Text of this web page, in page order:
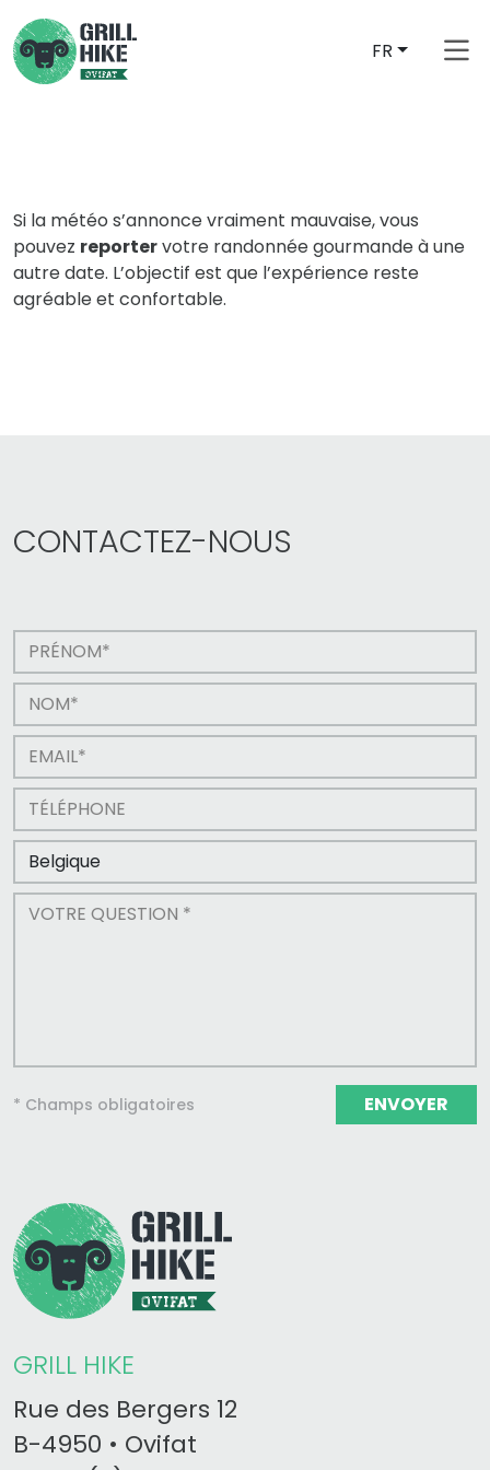
FR
Si la météo s’annonce vraiment mauvaise, vous
pouvez reportervotre randonnée gourmande à une
autre date. L’objectif est que l’expérience reste
agréable et confortable.
CONTACTEZ-NOUS
* Champs obligatoires ENVOYER
GRILL HIKE
Rue des Bergers 12
B-4950 • Ovifat